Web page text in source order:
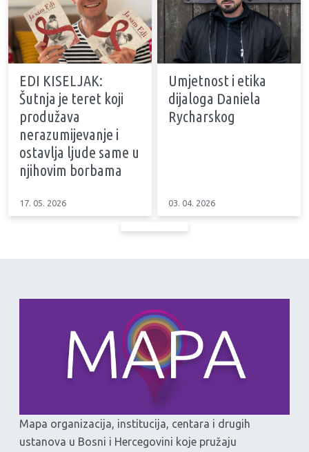
EDI KISELJAK:
Šutnja je teret koji
produžava
nerazumijevanje i
ostavlja ljude same u
njihovim borbama
17. 05. 2026
Umjetnost i etika
dijaloga Daniela
Rycharskog
03. 04. 2026
Mapa organizacija, institucija, centara i drugih
ustanova u Bosni i Hercegovini koje pružaju